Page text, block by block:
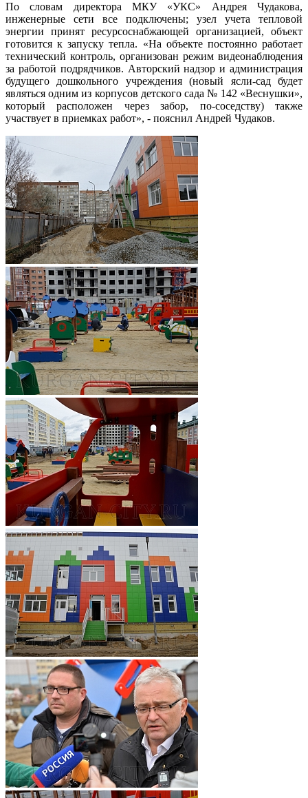
По словам директора МКУ «УКС» Андрея Чудакова,
инженерные сети все подключены; узел учета тепловой
энергии принят ресурсоснабжающей организацией, объект
готовится к запуску тепла. «На объекте постоянно работает
технический контроль, организован режим видеонаблюдения
за работой подрядчиков. Авторский надзор и администрация
будущего дошкольного учреждения (новый ясли-сад будет
являться одним из корпусов детского сада № 142 «Веснушки»,
который расположен через забор, по-соседству) также
участвует в приемках работ», - пояснил Андрей Чудаков.